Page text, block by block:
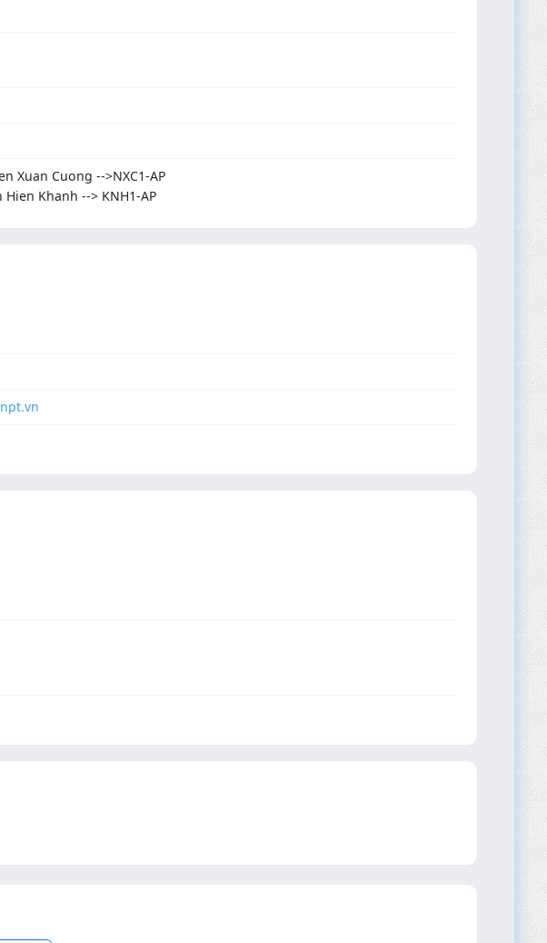
Xuan Cuong -->NXC1-AP
Khanh --> KNH1-AP